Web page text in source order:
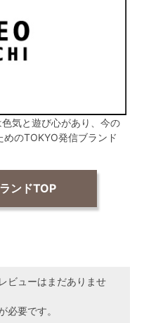
気と遊び心があり、今の
のTOKYO発信ブランド
ンドTOP
ビューはまだありませ
必要です。